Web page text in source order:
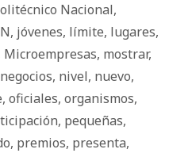
Nacional,
, jóvenes, límite, lugares,
Microempresas, mostrar,
negocios, nivel, nuevo,
, oficiales, organismos,
, pequeñas,
, premios, presenta,